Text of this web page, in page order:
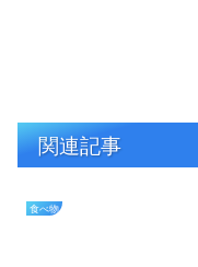
関連記事
食べ物